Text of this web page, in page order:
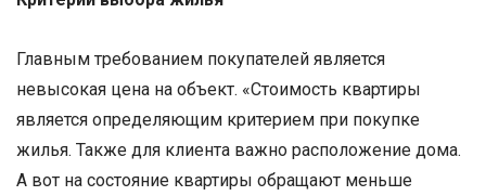
Главным требованием покупателей является
невысокая цена на объект. «Стоимость квартиры
является определяющим критерием при покупке
жилья. Также для клиента важно расположение дома.
А вот на состояние квартиры обращают меньше